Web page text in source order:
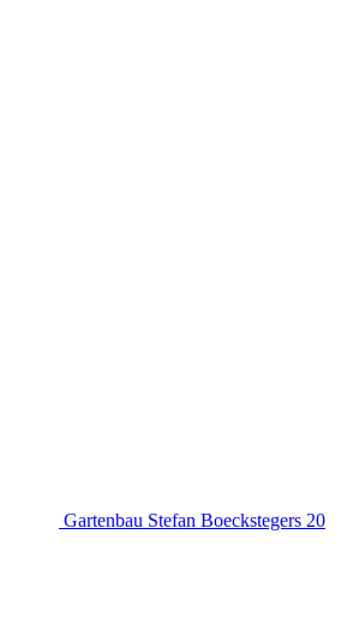
Gartenbau Stefan Boeckstegers 20